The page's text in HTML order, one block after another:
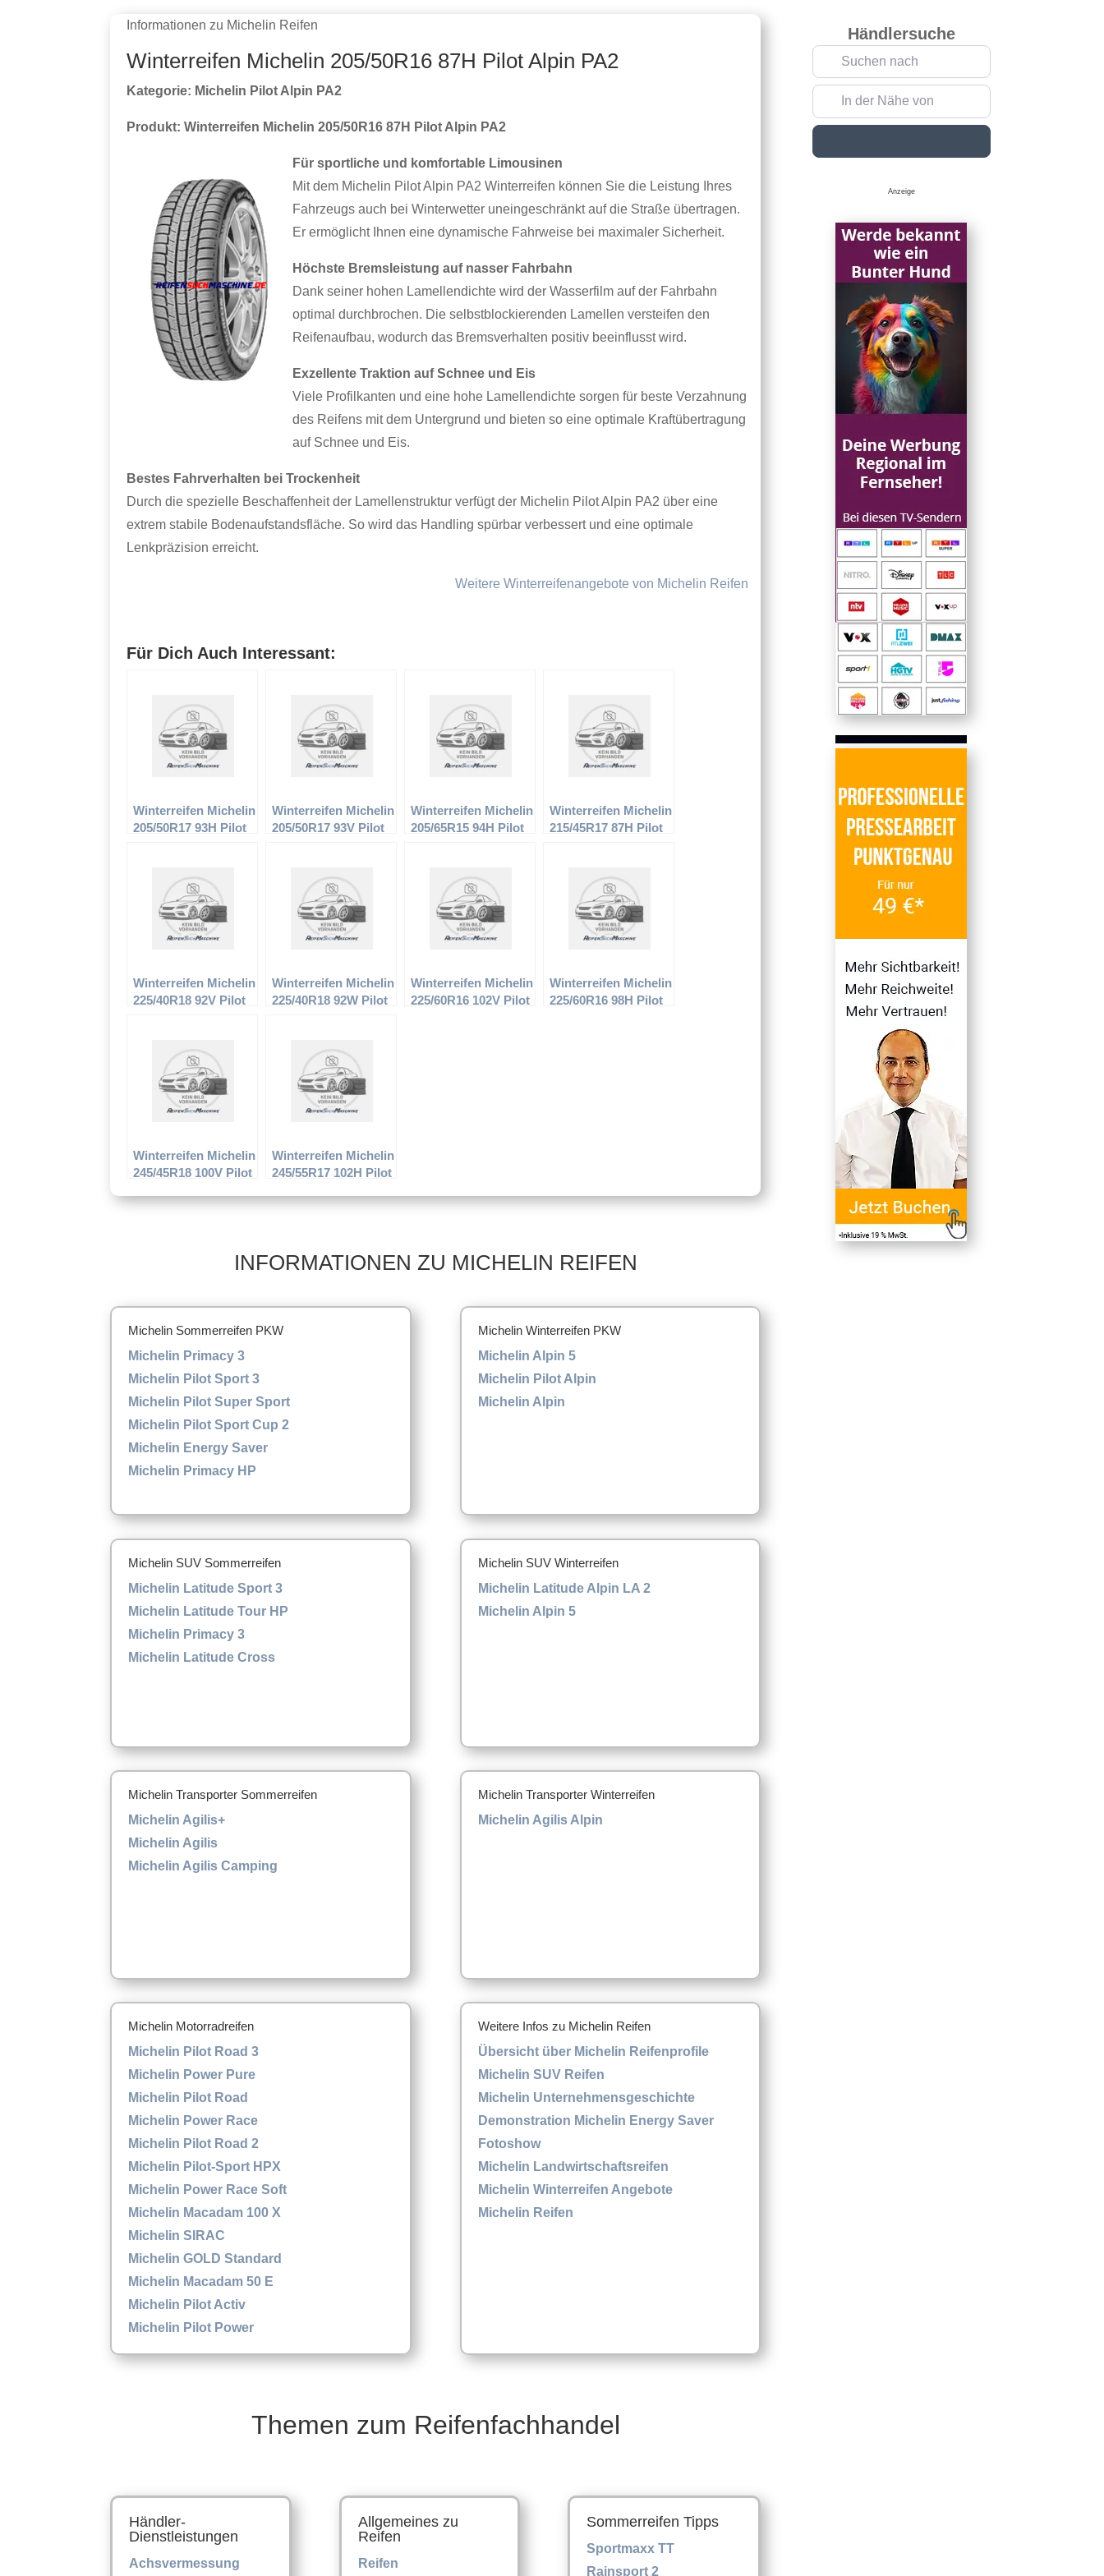
Informationen zu Michelin Reifen
Winterreifen Michelin 205/50R16 87H Pilot Alpin PA2
Kategorie: Michelin Pilot Alpin PA2
Produkt: Winterreifen Michelin 205/50R16 87H Pilot Alpin PA2
Für sportliche und komfortable Limousinen
Mit dem Michelin Pilot Alpin PA2 Winterreifen können Sie die Leistung Ihres
Fahrzeugs auch bei Winterwetter uneingeschränkt auf die Straße übertragen.
Er ermöglicht Ihnen eine dynamische Fahrweise bei maximaler Sicherheit.
Höchste Bremsleistung auf nasser Fahrbahn
Dank seiner hohen Lamellendichte wird der Wasserfilm auf der Fahrbahn
optimal durchbrochen. Die selbstblockierenden Lamellen versteifen den
Reifenaufbau, wodurch das Bremsverhalten positiv beeinflusst wird.
Exzellente Traktion auf Schnee und Eis
Viele Profilkanten und eine hohe Lamellendichte sorgen für beste Verzahnung
des Reifens mit dem Untergrund und bieten so eine optimale Kraftübertragung
auf Schnee und Eis.
Bestes Fahrverhalten bei Trockenheit
Durch die spezielle Beschaffenheit der Lamellenstruktur verfügt der Michelin Pilot Alpin PA2 über eine
extrem stabile Bodenaufstandsfläche. So wird das Handling spürbar verbessert und eine optimale
Lenkpräzision erreicht.
Weitere Winterreifenangebote von Michelin Reifen
Für Dich Auch Interessant:
Winterreifen Michelin
205/50R17 93H Pilot
Winterreifen Michelin
205/50R17 93V Pilot
Winterreifen Michelin
205/65R15 94H Pilot
Winterreifen Michelin
215/45R17 87H Pilot
Winterreifen Michelin
225/40R18 92V Pilot
Winterreifen Michelin
225/40R18 92W Pilot
Winterreifen Michelin
225/60R16 102V Pilot
Winterreifen Michelin
225/60R16 98H Pilot
Winterreifen Michelin
245/45R18 100V Pilot
Winterreifen Michelin
245/55R17 102H Pilot
INFORMATIONEN ZU MICHELIN REIFEN
Michelin Sommerreifen PKW
Michelin Primacy 3
Michelin Pilot Sport 3
Michelin Pilot Super Sport
Michelin Pilot Sport Cup 2
Michelin Energy Saver
Michelin Primacy HP
Michelin SUV Sommerreifen
Michelin Latitude Sport 3
Michelin Latitude Tour HP
Michelin Primacy 3
Michelin Latitude Cross
Michelin Transporter Sommerreifen
Michelin Agilis+
Michelin Agilis
Michelin Agilis Camping
Michelin Motorradreifen
Michelin Pilot Road 3
Michelin Power Pure
Michelin Pilot Road
Michelin Power Race
Michelin Pilot Road 2
Michelin Pilot-Sport HPX
Michelin Power Race Soft
Michelin Macadam 100 X
Michelin SIRAC
Michelin GOLD Standard
Michelin Macadam 50 E
Michelin Pilot Activ
Michelin Pilot Power
Michelin Winterreifen PKW
Michelin Alpin 5
Michelin Pilot Alpin
Michelin Alpin
Michelin SUV Winterreifen
Michelin Latitude Alpin LA 2
Michelin Alpin 5
Michelin Transporter Winterreifen
Michelin Agilis Alpin
Weitere Infos zu Michelin Reifen
Übersicht über Michelin Reifenprofile
Michelin SUV Reifen
Michelin Unternehmensgeschichte
Demonstration Michelin Energy Saver
Fotoshow
Michelin Landwirtschaftsreifen
Michelin Winterreifen Angebote
Michelin Reifen
Themen zum Reifenfachhandel
Händler-
Dienstleistungen
Achsvermessung
Allgemeines zu
Reifen
Reifen
Sommerreifen Tipps
Sportmaxx TT
Rainsport 2
Händlersuche
Suchen nach
In der Nähe von
Anzeige